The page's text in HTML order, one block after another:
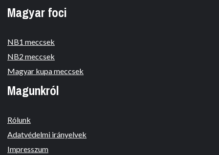
Magyar foci
NB1 meccsek
NB2 meccsek
Magyar kupa meccsek
Magunkról
Rólunk
Adatvédelmi irányelvek
Impresszum